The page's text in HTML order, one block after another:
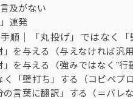
及がない
連発
順｜「丸投げ」ではなく「
を与える（与えなければ汎用
を与える（強みではなく”行
「壁打ち」する（コピペプロ
言葉に翻訳」する（＝バレ